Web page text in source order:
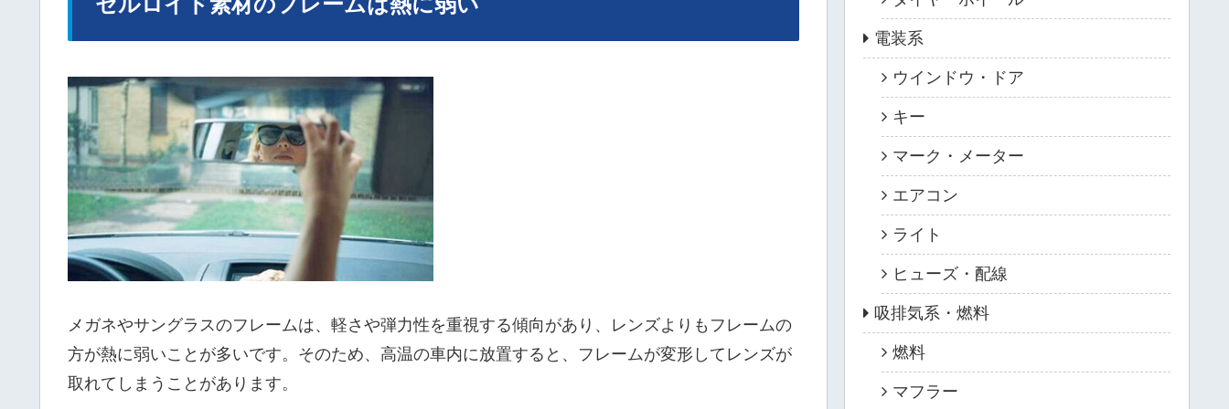
メガネやサングラスのフレームは、軽さや弾力性を重視する傾向があり、レンズよりもフレームの
方が熱に弱いことが多いです。そのため、高温の車内に放置すると、フレームが変形してレンズが
取れてしまうことがあります。
電装系
ウインドウ・ドア
キー
マーク・メーター
エアコン
ライト
ヒューズ・配線
吸排気系・燃料
燃料
マフラー